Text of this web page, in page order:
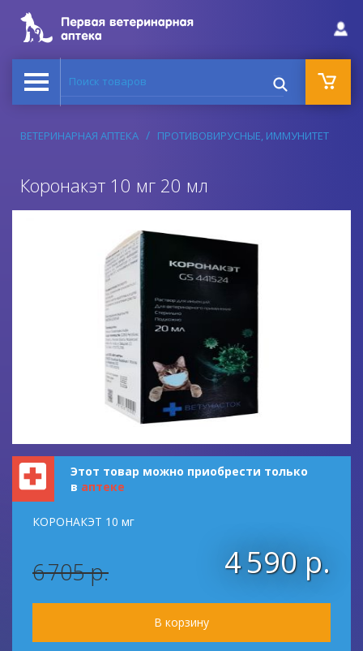
Поиск товаров
ВЕТЕРИНАРНАЯ АПТЕКА ПРОТИВОВИРУСНЫЕ, ИММУНИТЕТ
Коронакэт 10 мг 20 мл
Этот товар можно приобрести только
в аптеке
КОРОНАКЭТ 10 мг
6 705 р. 4 590 р.